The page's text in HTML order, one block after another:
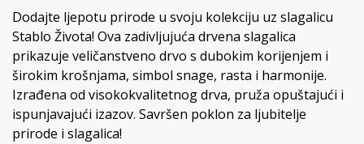
Dodajte ljepotu prirode u svoju kolekciju uz slagalicu
Stablo Života! Ova zadivljujuća drvena slagalica
prikazuje veličanstveno drvo s dubokim korijenjem i
širokim krošnjama, simbol snage, rasta i harmonije.
Izrađena od visokokvalitetnog drva, pruža opuštajući i
ispunjavajući izazov. Savršen poklon za ljubitelje
prirode i slagalica!